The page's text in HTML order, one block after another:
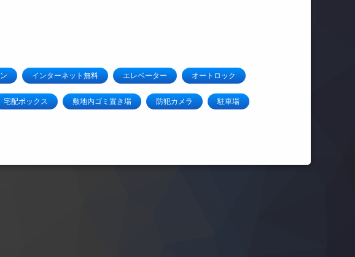
インターネット無料 エレベーター オートロック
宅配ボックス 敷地内ゴミ置き場 防犯カメラ 駐車場